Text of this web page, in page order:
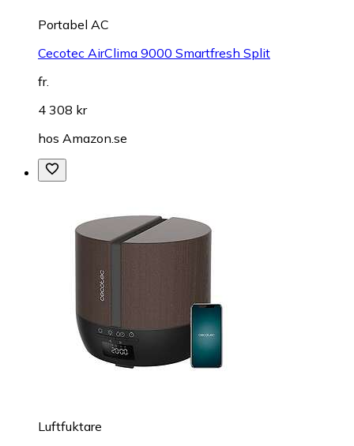
Portabel AC
Cecotec AirClima 9000 Smartfresh Split
fr.
4 308 kr
hos Amazon.se
Luftfuktare